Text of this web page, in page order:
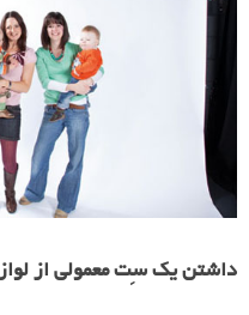
داشتن یک سِت معمولی از